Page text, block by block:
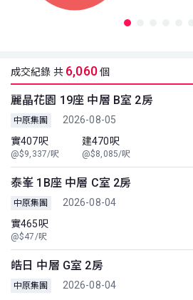
成交紀錄 共 6,060個
麗晶花園 19座 中層 B室 2房
中原集團
2026-08-05
實407呎
@$9,337/呎
建470呎
@$8,085/呎
泰峯 1B座 中層 C室 2房
中原集團
2026-08-04
實465呎
@$47/呎
皓日 中層 G室 2房
中原集團
2026-08-04